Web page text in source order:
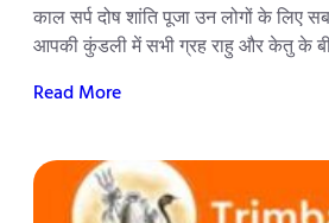
काल सर्प दोष शांति पूजा उन लोगों के लिए
आपकी कुंडली में सभी ग्रह राहु और केतु के
Read More